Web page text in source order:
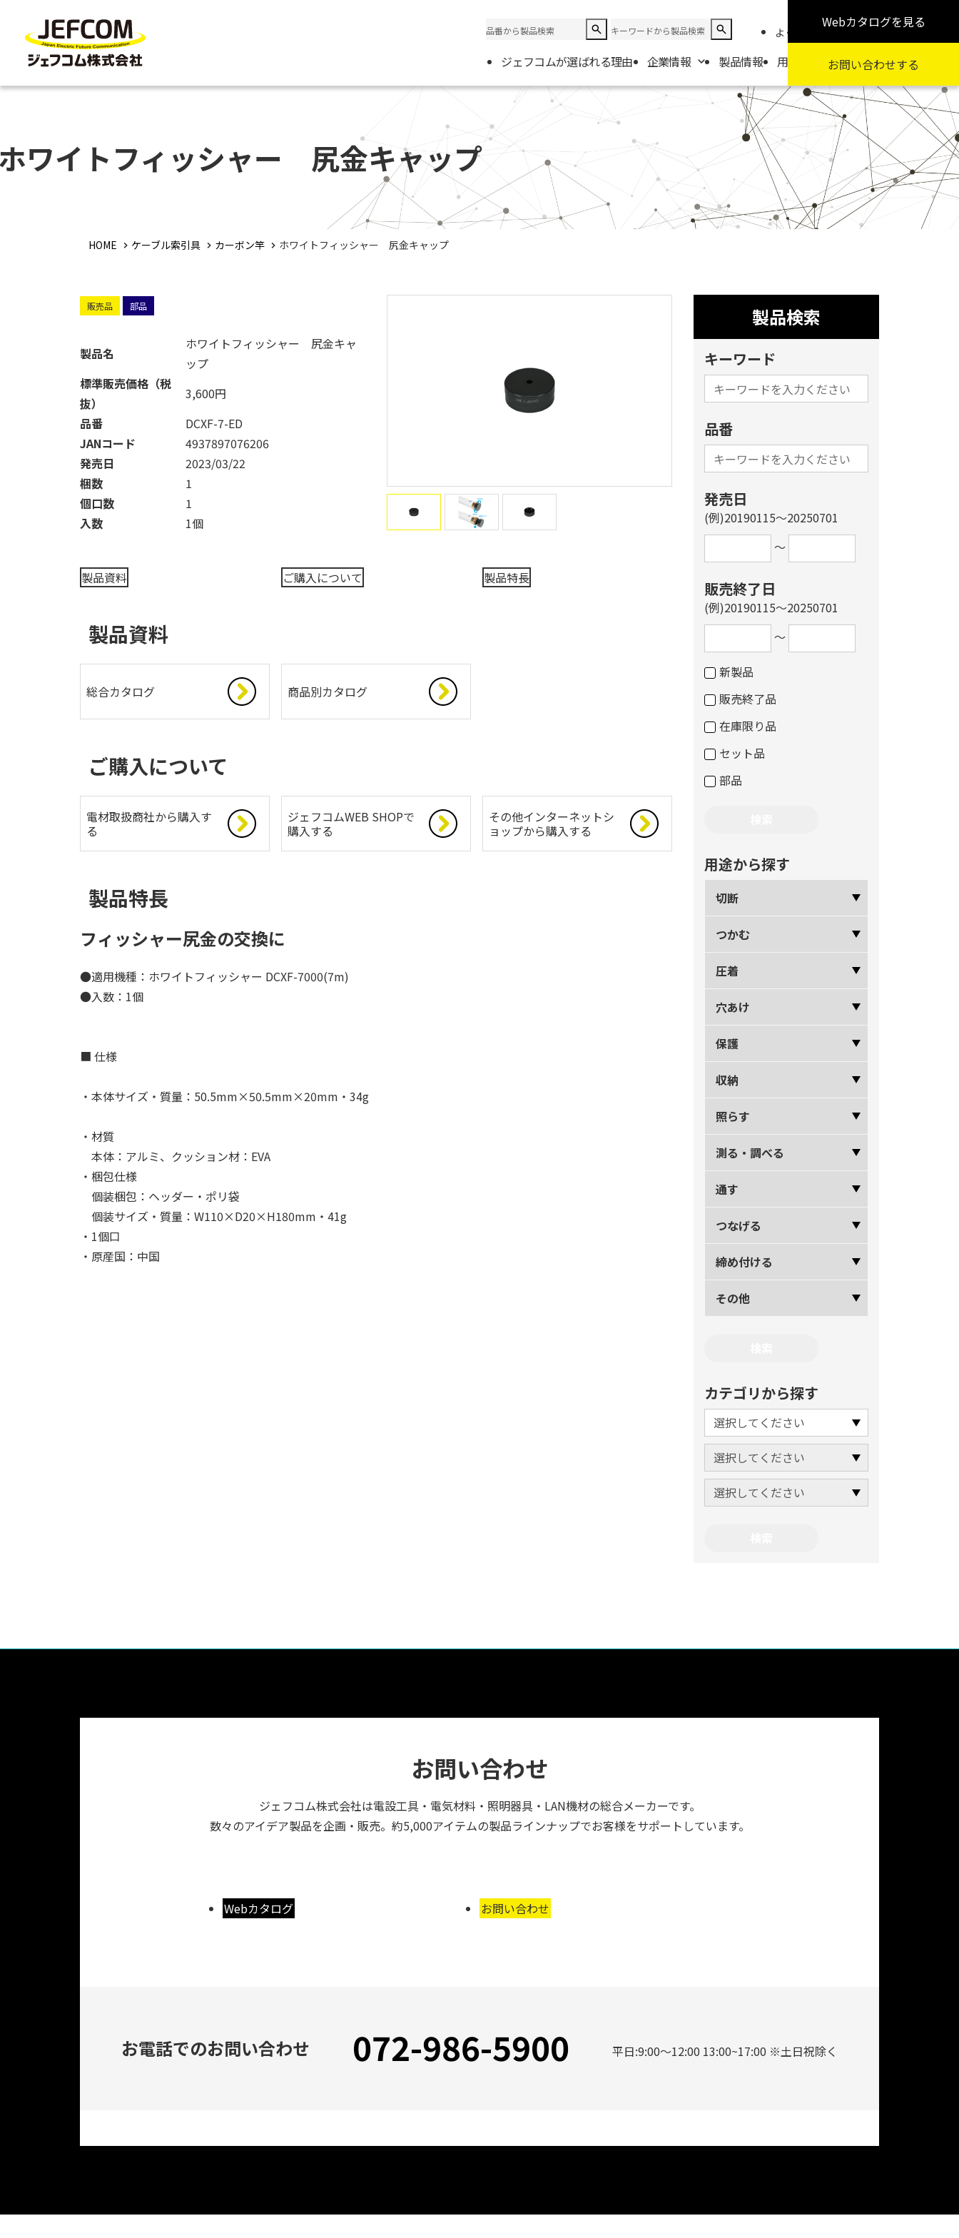
よくある質問 お知らせ 採用情報
ジェフコムが選ばれる理由 企業情報
企業情報
会社概要
電材取扱商社一覧
製品情報 用途から探す カテゴリから探す
Webカタログを見る
お問い合わせする
ワイトフィッシャー 尻金キャップ
HOME ケーブル索引具 カーボン竿 ホワイトフィッシャー 尻金キャップ
販売品 部品
製品名
ホワイトフィッシャー 尻金キャ
ップ
標準販売価格（税
抜）
3,600円
品番
DCXF-7-ED
JANコード
4937897076206
発売日
2023/03/22
梱数
1
個口数
1
入数
1個
製品資料 ご購入について 製品特長
製品資料
総合カタログ 商品別カタログ
ご購入について
電材取扱商社から購入す
る
ジェフコムWEB SHOPで
購入する
その他インターネットシ
ョップから購入する
製品特長
フィッシャー尻金の交換に
●適用機種：ホワイトフィッシャー DCXF-7000(7m)
●入数：1個
■ 仕様
・本体サイズ・質量：50.5mm×50.5mm×20mm・34g
・材質
本体：アルミ、クッション材：EVA
・梱包仕様
個装梱包：ヘッダー・ポリ袋
個装サイズ・質量：W110×D20×H180mm・41g
・1個口
・原産国：中国
製品検索
キーワード
品番
発売日
(例)20190115～20250701
～
販売終了日
(例)20190115～20250701
～
新製品
販売終了品
在庫限り品
セット品
部品
用途から探す
切断
つかむ
圧着
穴あけ
保護
収納
照らす
測る・調べる
通す
つなげる
締め付ける
その他
カテゴリから探す
お問い合わせ
ジェフコム株式会社は電設工具・電気材料・照明器具・LAN機材の総合メーカーです。
数々のアイデア製品を企画・販売。約5,000アイテムの製品ラインナップでお客様をサポートしています。
Webカタログ お問い合わせ
お電話でのお問い合わせ 072-986-5900 平日:9:00～12:00 13:00~17:00 ※土日祝除く